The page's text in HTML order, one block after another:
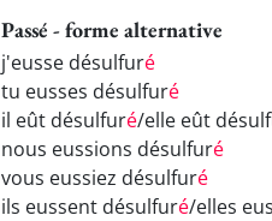
Passé - forme alternative
j'eusse désulfuré
tu eusses désulfuré
il eût désulfuré/elle eût
nous eussions désulfuré
vous eussiez désulfuré
ils eussent désulfuré/elles